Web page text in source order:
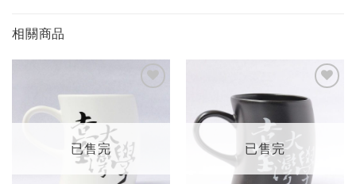
相關商品
望輕
已售完 已售完